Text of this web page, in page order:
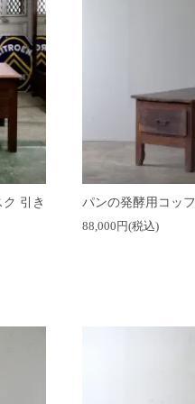
引き
パンの発酵用コッフ
88,000円(税込)